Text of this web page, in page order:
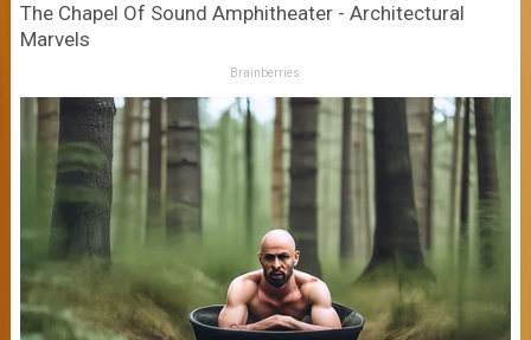
The Chapel Of Sound Amphitheater - Architectural
Marvels
Brainberries